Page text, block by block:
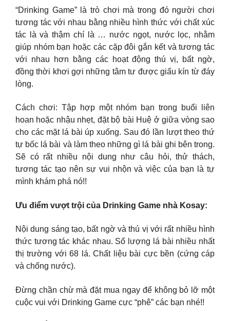
“Drinking Game” là trò chơi mà trong đó người chơi
tương tác với nhau bằng nhiều hình thức với chất xúc
tác là và thậm chí là … nước ngọt, nước lọc, nhằm
giúp nhóm bạn hoặc các cặp đôi gắn kết và tương tác
với nhau hơn bằng các hoạt động thú vị, bất ngờ,
đồng thời khơi gợi những tâm tư được giấu kín từ đáy
lòng.
Cách chơi: Tập hợp một nhóm bạn trong buổi liên
hoan hoặc nhậu nhẹt, đặt bộ bài Huệ ở giữa vòng sao
cho các mặt lá bài úp xuống. Sau đó lần lượt theo thứ
tự bốc lá bài và làm theo những gì lá bài ghi bên trong.
Sẽ có rất nhiều nội dung như câu hỏi, thử thách,
tương tác tạo nên sự vui nhộn và việc của bạn là tự
mình khám phá nó!!
Ưu điểm vượt trội của Drinking Game nhà Kosay:
Nội dung sáng tạo, bất ngờ và thú vị với rất nhiều hình
thức tương tác khác nhau. Số lượng lá bài nhiều nhất
thị trường với 68 lá. Chất liệu bài cực bền (cứng cáp
và chống nước).
Đừng chần chừ mà đặt mua ngay để không bỏ lỡ một
cuộc vui với Drinking Game cực “phê” các bạn nhé!!